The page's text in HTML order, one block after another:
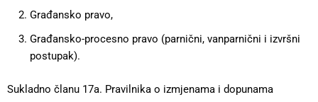
Građansko pravo,
Građansko-procesno pravo (parnični, vanparnični i izvršni
postupak).
Sukladno članu 17a. Pravilnika o izmjenama i dopunama